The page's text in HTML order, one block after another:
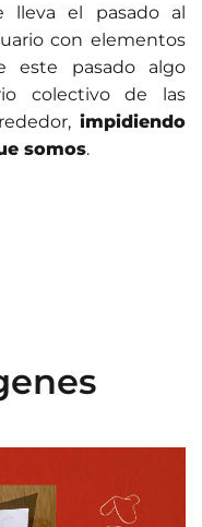
lleva el pasado al
con elementos
este pasado algo
colectivo de las
impidiendo
somos.